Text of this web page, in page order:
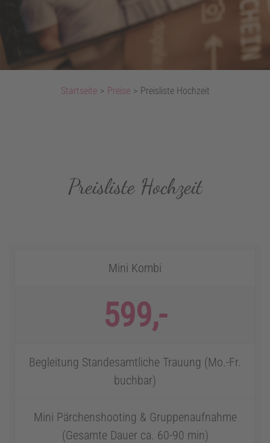
Startseite > Preise > Preisliste Hochzeit
Preisliste Hochzeit
Mini Kombi
599,-
Begleitung Standesamtliche Trauung (Mo.-Fr.
buchbar)
Mini Pärchenshooting & Gruppenaufnahme
(Gesamte Dauer ca. 60-90 min)